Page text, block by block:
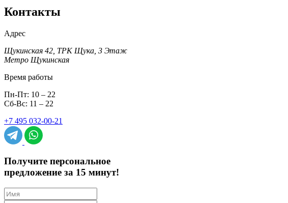
Контакты
Адрес
Щукинская 42, ТРК Щука, 3 Этаж
Метро Щукинская
Время работы
Пн-Пт: 10 – 22
Сб-Вс: 11 – 22
+7 495 032-00-21
Получите персональное
предложение за 15 минут!